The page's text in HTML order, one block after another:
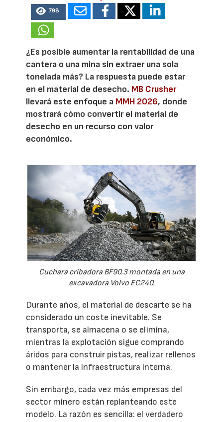
798
¿Es posible aumentar la rentabilidad de una
cantera o una mina sin extraer una sola
tonelada más? La respuesta puede estar
en el material de desecho. MB Crusher
llevará este enfoque a MMH 2026, donde
mostrará cómo convertir el material de
desecho en un recurso con valor
económico.
Cuchara cribadora BF90.3 montada en una
excavadora Volvo EC240.
Durante años, el material de descarte se ha
considerado un coste inevitable. Se
transporta, se almacena o se elimina,
mientras la explotación sigue comprando
áridos para construir pistas, realizar rellenos
o mantener la infraestructura interna.
Sin embargo, cada vez más empresas del
sector minero están replanteando este
modelo. La razón es sencilla: el verdadero